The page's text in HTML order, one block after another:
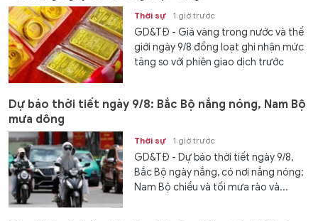
Thời sự 1 giờ trước
GD&TĐ - Giá vàng trong nước và thế
giới ngày 9/8 đồng loạt ghi nhận mức
tăng so với phiên giao dịch trước
Dự báo thời tiết ngày 9/8: Bắc Bộ nắng nóng, Nam Bộ
mưa dông
Thời sự 1 giờ trước
GD&TĐ - Dự báo thời tiết ngày 9/8,
Bắc Bộ ngày nắng, có nơi nắng nóng;
Nam Bộ chiều và tối mưa rào và...